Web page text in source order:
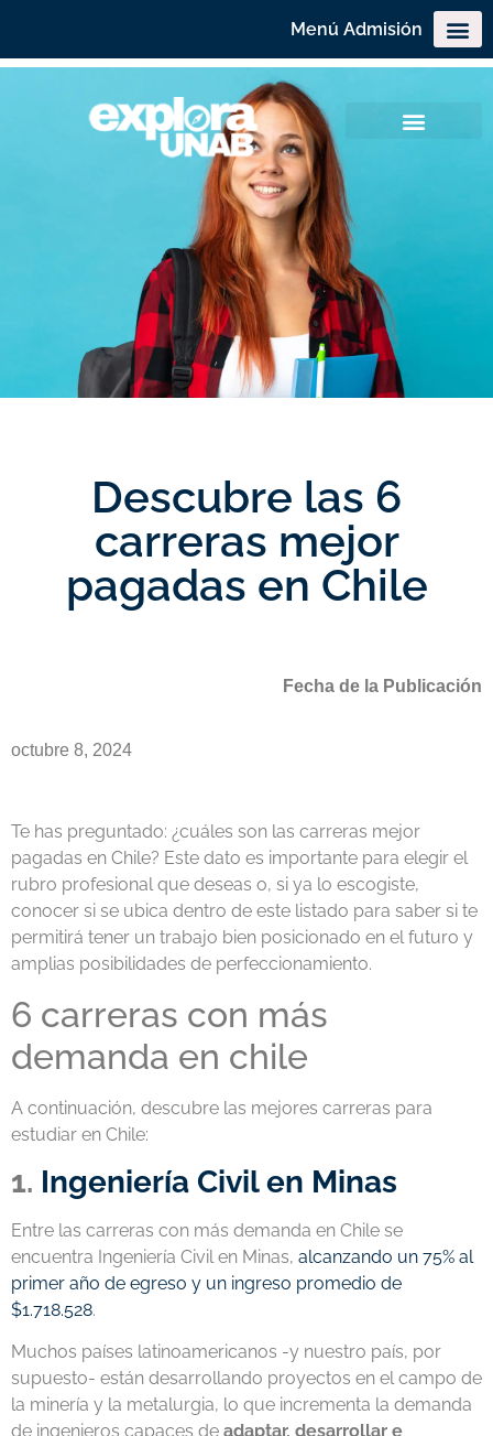
Menú Admisión
Descubre las 6
carreras mejor
pagadas en Chile
Fecha de la Publicación
octubre 8, 2024
Te has preguntado: ¿cuáles son las carreras mejor
pagadas en Chile? Este dato es importante para elegir el
rubro profesional que deseas o, si ya lo escogiste,
conocer si se ubica dentro de este listado para saber si te
permitirá tener un trabajo bien posicionado en el futuro y
amplias posibilidades de perfeccionamiento.
6 carreras con más
demanda en chile
A continuación, descubre las mejores carreras para
estudiar en Chile:
1. Ingeniería Civil en Minas
Entre las carreras con más demanda en Chile se
encuentra Ingeniería Civil en Minas, alcanzando un 75% al
primer año de egreso y un ingreso promedio de
$1.718.528.
Muchos países latinoamericanos -y nuestro país, por
supuesto- están desarrollando proyectos en el campo de
la minería y la metalurgia, lo que incrementa la demanda
de ingenieros capaces de adaptar, desarrollar e